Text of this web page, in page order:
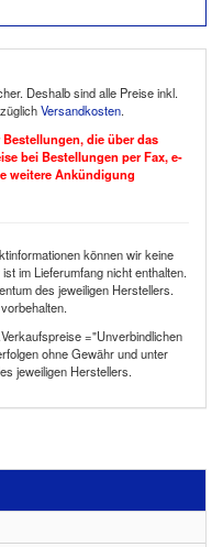
Deshalb sind alle Preise inkl.
Versandkosten.
die über das
bei Bestellungen per Fax, e-
weitere Ankündigung
können wir keine
im Lieferumfang nicht enthalten.
des jeweiligen Herstellers.
="Unverbindlichen
ohne Gewähr und unter
jeweiligen Herstellers.